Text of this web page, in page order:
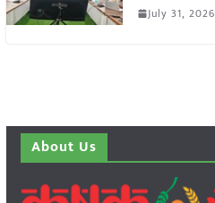
July 31, 2026
About Us